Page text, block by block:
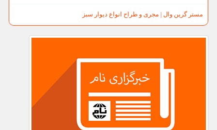
مستر گرین وال | مجری و طراح انواع دیوار سبز